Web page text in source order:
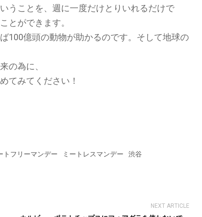
うことを、週に一度だけとりいれるだけで
とができます。
100億頭の動物が助かるのです。そして地球の
の為に、
てみてください！
トフリーマンデー ミートレスマンデー
渋谷
NEXT ARTICLE